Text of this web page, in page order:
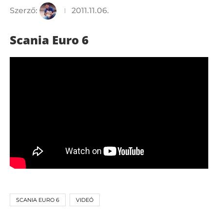
Szerző: 2011.11.06.
Scania Euro 6
SCANIA EURO 6 VIDEÓ